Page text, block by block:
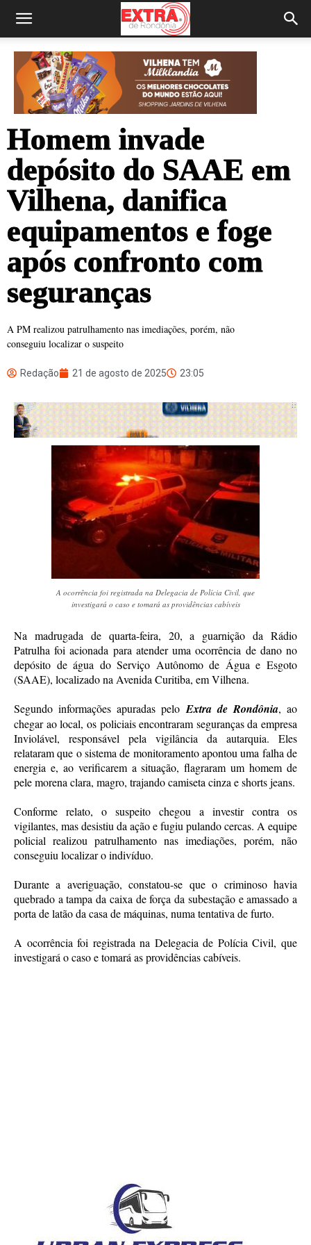
Homem invade
depósito do SAAE em
Vilhena, danifica
equipamentos e foge
após confronto com
seguranças
A PM realizou patrulhamento nas imediações, porém, não
conseguiu localizar o suspeito
Redação 21 de agosto de 2025 23:05
A ocorrência foi registrada na Delegacia de Polícia Civil, que
investigará o caso e tomará as providências cabíveis
Na madrugada de quarta-feira, 20, a guarnição da Rádio
Patrulha foi acionada para atender uma ocorrência de dano no
depósito de água do Serviço Autônomo de Água e Esgoto
(SAAE), localizado na Avenida Curitiba, em Vilhena.
Segundo informações apuradas pelo Extra de Rondônia, ao
chegar ao local, os policiais encontraram seguranças da empresa
Inviolável, responsável pela vigilância da autarquia. Eles
relataram que o sistema de monitoramento apontou uma falha de
energia e, ao verificarem a situação, flagraram um homem de
pele morena clara, magro, trajando camiseta cinza e shorts jeans.
Conforme relato, o suspeito chegou a investir contra os
vigilantes, mas desistiu da ação e fugiu pulando cercas. A equipe
policial realizou patrulhamento nas imediações, porém, não
conseguiu localizar o indivíduo.
Durante a averiguação, constatou-se que o criminoso havia
quebrado a tampa da caixa de força da subestação e amassado a
porta de latão da casa de máquinas, numa tentativa de furto.
A ocorrência foi registrada na Delegacia de Polícia Civil, que
investigará o caso e tomará as providências cabíveis.